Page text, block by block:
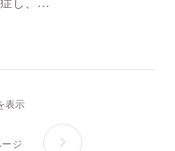
表示
ジ